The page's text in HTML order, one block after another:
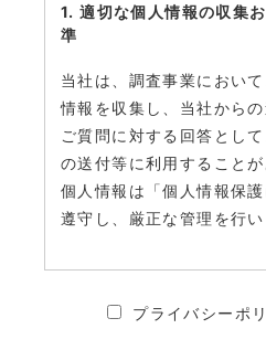
1. 適切な個人情報の収集
準
当社は、調査事業におい
情報を収集し、当社から
ご質問に対する回答とし
の送付等に利用すること
個人情報は「個人情報保
遵守し、厳正な管理を行い
プライバシーポ